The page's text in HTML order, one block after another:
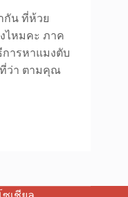
กัน ที่ห้วย
ไหมคะ ภาค
การหาแมงตับ
ที่ว่า ตามคุณ